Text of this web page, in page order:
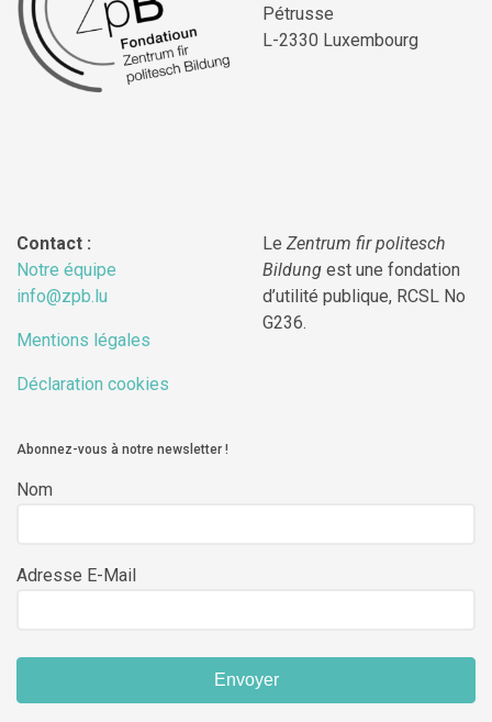
Pétrusse
L-2330 Luxembourg
Contact :
Notre équipe
info@zpb.lu
Mentions légales
Déclaration cookies
Le Zentrum fir politesch
Bildung est une fondation
d’utilité publique, RCSL No
G236.
Abonnez-vous à notre newsletter !
Nom
Adresse E-Mail
Envoyer